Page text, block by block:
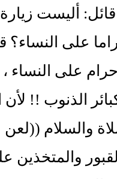
أليست زيارة
على النساء؟
على النساء
الذنوب !! لأن
والسلام ((لعن
والمتخذين